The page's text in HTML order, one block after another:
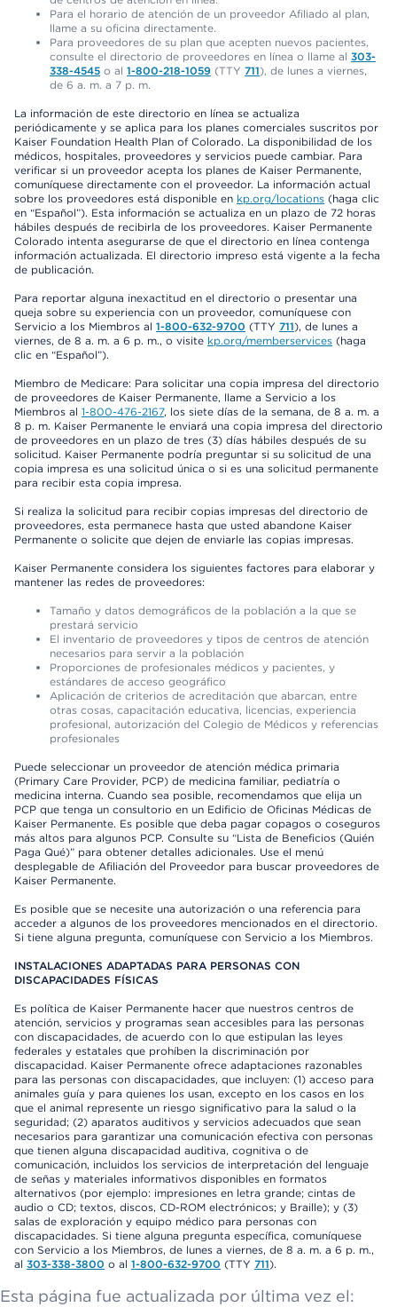
Para el horario de atención de un proveedor Afiliado al plan,
llame a su oficina directamente.
Para proveedores de su plan que acepten nuevos pacientes,
consulte el directorio de proveedores en línea o llame al 303-
338-4545 o al 1-800-218-1059 (TTY 711), de lunes a viernes,
de 6 a. m. a 7 p. m.
La información de este directorio en línea se actualiza
periódicamente y se aplica para los planes comerciales suscritos por
Kaiser Foundation Health Plan of Colorado. La disponibilidad de los
médicos, hospitales, proveedores y servicios puede cambiar. Para
verificar si un proveedor acepta los planes de Kaiser Permanente,
comuníquese directamente con el proveedor. La información actual
sobre los proveedores está disponible en kp.org/locations (haga clic
en “Español”). Esta información se actualiza en un plazo de 72 horas
hábiles después de recibirla de los proveedores. Kaiser Permanente
Colorado intenta asegurarse de que el directorio en línea contenga
información actualizada. El directorio impreso está vigente a la fecha
de publicación.
Para reportar alguna inexactitud en el directorio o presentar una
queja sobre su experiencia con un proveedor, comuníquese con
Servicio a los Miembros al 1-800-632-9700 (TTY 711), de lunes a
viernes, de 8 a. m. a 6 p. m., o visite kp.org/memberservices (haga
clic en “Español”).
Miembro de Medicare: Para solicitar una copia impresa del directorio
de proveedores de Kaiser Permanente, llame a Servicio a los
Miembros al 1-800-476-2167, los siete días de la semana, de 8 a. m. a
8 p. m. Kaiser Permanente le enviará una copia impresa del directorio
de proveedores en un plazo de tres (3) días hábiles después de su
solicitud. Kaiser Permanente podría preguntar si su solicitud de una
copia impresa es una solicitud única o si es una solicitud permanente
para recibir esta copia impresa.
Si realiza la solicitud para recibir copias impresas del directorio de
proveedores, esta permanece hasta que usted abandone Kaiser
Permanente o solicite que dejen de enviarle las copias impresas.
Kaiser Permanente considera los siguientes factores para elaborar y
mantener las redes de proveedores:
Tamaño y datos demográficos de la población a la que se
prestará servicio
El inventario de proveedores y tipos de centros de atención
necesarios para servir a la población
Proporciones de profesionales médicos y pacientes, y
estándares de acceso geográfico
Aplicación de criterios de acreditación que abarcan, entre
otras cosas, capacitación educativa, licencias, experiencia
profesional, autorización del Colegio de Médicos y referencias
profesionales
Puede seleccionar un proveedor de atención médica primaria
(Primary Care Provider, PCP) de medicina familiar, pediatría o
medicina interna. Cuando sea posible, recomendamos que elija un
PCP que tenga un consultorio en un Edificio de Oficinas Médicas de
Kaiser Permanente. Es posible que deba pagar copagos o coseguros
más altos para algunos PCP. Consulte su “Lista de Beneficios (Quién
Paga Qué)” para obtener detalles adicionales. Use el menú
desplegable de Afiliación del Proveedor para buscar proveedores de
Kaiser Permanente.
Es posible que se necesite una autorización o una referencia para
acceder a algunos de los proveedores mencionados en el directorio.
Si tiene alguna pregunta, comuníquese con Servicio a los Miembros.
INSTALACIONES ADAPTADAS PARA PERSONAS CON
DISCAPACIDADES FÍSICAS
Es política de Kaiser Permanente hacer que nuestros centros de
atención, servicios y programas sean accesibles para las personas
con discapacidades, de acuerdo con lo que estipulan las leyes
federales y estatales que prohíben la discriminación por
discapacidad. Kaiser Permanente ofrece adaptaciones razonables
para las personas con discapacidades, que incluyen: (1) acceso para
animales guía y para quienes los usan, excepto en los casos en los
que el animal represente un riesgo significativo para la salud o la
seguridad; (2) aparatos auditivos y servicios adecuados que sean
necesarios para garantizar una comunicación efectiva con personas
que tienen alguna discapacidad auditiva, cognitiva o de
comunicación, incluidos los servicios de interpretación del lenguaje
de señas y materiales informativos disponibles en formatos
alternativos (por ejemplo: impresiones en letra grande; cintas de
audio o CD; textos, discos, CD-ROM electrónicos; y Braille); y (3)
salas de exploración y equipo médico para personas con
discapacidades. Si tiene alguna pregunta específica, comuníquese
con Servicio a los Miembros, de lunes a viernes, de 8 a. m. a 6 p. m.,
al 303-338-3800 o al 1-800-632-9700 (TTY 711).
Esta página fue actualizada por última vez el: